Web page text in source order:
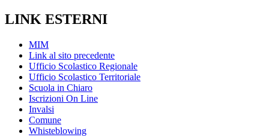
LINK ESTERNI
MIM
Link al sito precedente
Ufficio Scolastico Regionale
Ufficio Scolastico Territoriale
Scuola in Chiaro
Iscrizioni On Line
Invalsi
Comune
Whisteblowing